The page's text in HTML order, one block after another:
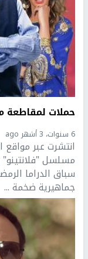
حملات لمقاطعة
6 سنوات، 3 أشهر ago
انتشرت عبر
مسلسل
سباق الدراما
جماهيرية ضخمة ...